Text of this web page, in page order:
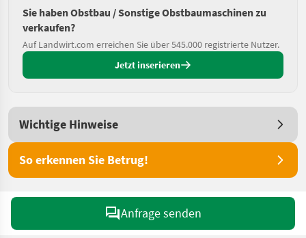
Sie haben Obstbau / Sonstige Obstbaumaschinen zu
verkaufen?
Auf Landwirt.com erreichen Sie über 545.000 registrierte Nutzer.
Jetzt inserieren
Wichtige Hinweise
So erkennen Sie Betrug!
Anfrage senden